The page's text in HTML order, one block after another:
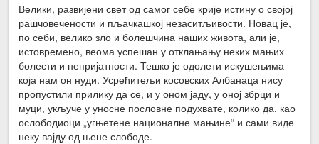
Велики, развијени свет од самог себе крије истину о својој
рашчовечености и пљачкашкој незаситљивости. Новац је,
по себи, велико зло и болешчина наших живота, али је,
истовремено, веома успешан у отклањању неких мањих
болести и непријатности. Тешко је одолети искушењима
која нам он нуди. Усрећитељи косовских Албанаца нису
пропустили прилику да се, и у оном јаду, у оној збрци и
муци, укључе у уносне пословне подухвате, колико да, као
ослободиоци „угњетене националне мањине“ и сами виде
неку вајду од њене слободе.